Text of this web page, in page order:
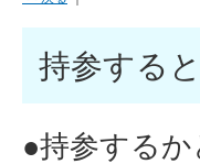
持参する
●持参する